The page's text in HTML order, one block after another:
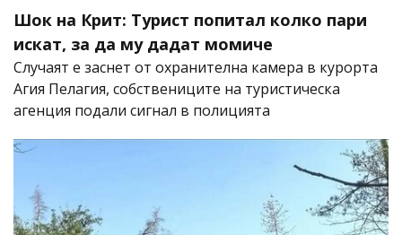
Шок на Крит: Турист попитал колко пари
искат, за да му дадат момиче
Случаят е заснет от охранителна камера в курорта
Агия Пелагия, собствениците на туристическа
агенция подали сигнал в полицията